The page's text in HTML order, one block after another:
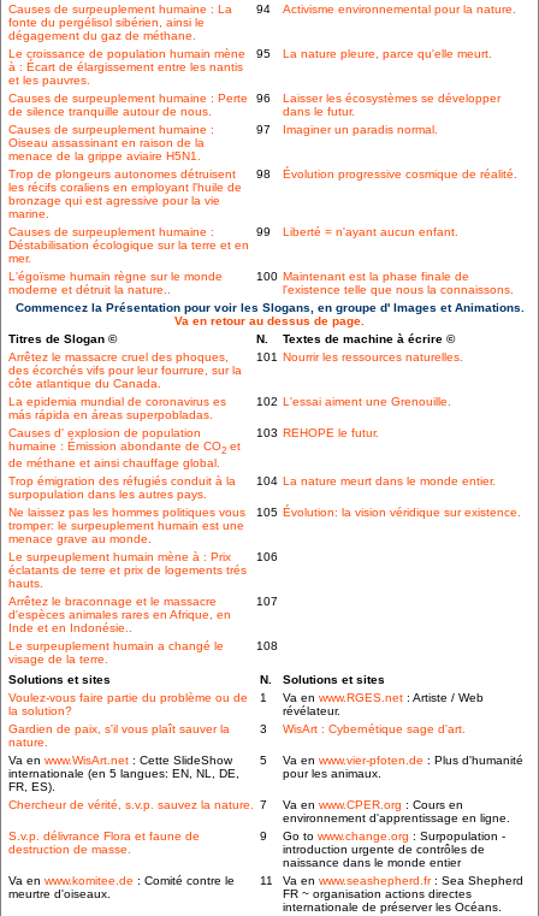
Causes de surpeuplement humaine : La
fonte du pergélisol sibérien, ainsi le
dégagement du gaz de méthane.
94 Activisme environnemental pour la nature.
Le croissance de population humain mène
à : Écart de élargissement entre les nantis
et les pauvres.
95 La nature pleure, parce qu'elle meurt.
Causes de surpeuplement humaine : Perte
de silence tranquille autour de nous.
96
Laisser les écosystèmes se développer
dans le futur.
Causes de surpeuplement humaine :
Oiseau assassinant en raison de la
menace de la grippe aviaire H5N1.
97 Imaginer un paradis normal.
Trop de plongeurs autonomes détruisent
les récifs coraliens en employant l'huile de
bronzage qui est agressive pour la vie
marine.
98 Évolution progressive cosmique de réalité.
Causes de surpeuplement humaine :
Déstabilisation écologique sur la terre et en
mer.
99 Liberté = n'ayant aucun enfant.
L'égoïsme humain règne sur le monde
moderne et détruit la nature..
100 Maintenant est la phase finale de
l'existence telle que nous la connaissons.
Commencez la Présentation pour voir les Slogans, en groupe d' Images et Animations.
Va en retour au dessus de page.
Titres de Slogan ©
N.
Textes de machine à écrire ©
Arrêtez le massacre cruel des phoques,
des écorchés vifs pour leur fourrure, sur la
côte atlantique du Canada.
101 Nourrir les ressources naturelles.
La epidemia mundial de coronavirus es
más rápida en áreas superpobladas.
102 L'essai aiment une Grenouille.
Causes d' explosion de population
humaine : Émission abondante de CO2 et
de méthane et ainsi chauffage global.
103 REHOPE le futur.
Trop émigration des réfugiés conduit à la
surpopulation dans les autres pays.
104 La nature meurt dans le monde entier.
Ne laissez pas les hommes politiques vous
tromper: le surpeuplement humain est une
menace grave au monde.
105 Évolution: la vision véridique sur existence.
Le surpeuplement humain mène à : Prix
éclatants de terre et prix de logements trés
hauts.
106
Arrêtez le braconnage et le massacre
d'espèces animales rares en Afrique, en
Inde et en Indonésie..
107
Le surpeuplement humain a changé le
visage de la terre.
108
Solutions et sites N.
Solutions et sites
Voulez-vous faire partie du problème ou de
la solution?
1 Va en www.RGES.net : Artiste / Web
révélateur.
Gardien de paix, s'il vous plaît sauver la
nature.
3 WisArt : Cybernétique sage d'art.
Va en www.WisArt.net : Cette SlideShow
internationale (en 5 langues: EN, NL, DE,
FR, ES).
5 Va en www.vier-pfoten.de : Plus d'humanité
pour les animaux.
Chercheur de vérité, s.v.p. sauvez la nature. 7 Va en www.CPER.org : Cours en
environnement d'apprentissage en ligne.
S.v.p. délivrance Flora et faune de
destruction de masse.
9 Go to www.change.org : Surpopulation -
introduction urgente de contrôles de
naissance dans le monde entier
Va en www.komitee.de : Comité contre le
meurtre d'oiseaux.
11 Va en www.seashepherd.fr: Sea Shepherd
FR ~ organisation actions directes
internationale de préserver les Océans.